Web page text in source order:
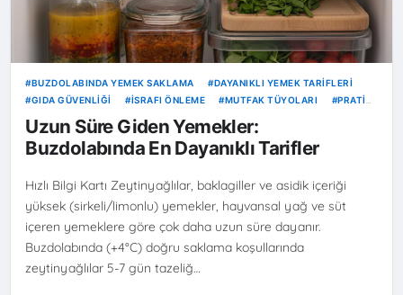
BUZDOLABINDA YEMEK SAKLAMA
DAYANIKLI YEMEK TARIFLERI
GIDA GÜVENLIĞI
İSRAFI ÖNLEME MUTFAK TÜYOLARI
PRATIK
UZUN SÜRE GIDEN YEMEKLER
ZEYTINYAĞLILAR
Uzun Süre Giden Yemekler:
Buzdolabında En Dayanıklı Tarifler
Hızlı Bilgi Kartı Zeytinyağlılar, baklagiller ve asidik içeriği
yüksek (sirkeli/limonlu) yemekler, hayvansal yağ ve süt
içeren yemeklere göre çok daha uzun süre dayanır.
Buzdolabında (+4°C) doğru saklama koşullarında
zeytinyağlılar 5-7 gün tazeliğ…